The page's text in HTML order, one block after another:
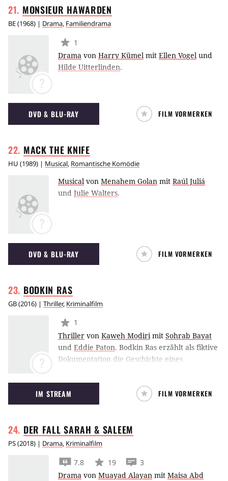
MONSIEUR HAWARDEN
BE(1968) | Drama, Familiendrama
1
Drama von Harry Kümel mit Ellen Vogel und
Hilde Uitterlinden.
DVD & BLU-RAY FILM VORMERKEN
MACK THE KNIFE
HU (1989) | Musical, Romantische Komödie
Musical von Menahem Golan mit Raúl Juliá
und Julie Walters.
DVD & BLU-RAY FILM VORMERKEN
BODKIN RAS
GB(2016) | Thriller, Kriminalfilm
1
Thriller von Kaweh Modiri mit Sohrab Bayat
und Eddie Paton. Bodkin Ras erzählt als fiktive
Dokumentation die Geschichte eines
verschlafene schottische Stadt Forres aus dem
festgefahrenen Konzept bringt.
IM STREAM FILM VORMERKEN
DER FALL SARAH & SALEEM
PS(2018) | Drama, Kriminalfilm
7.8 19
3
Drama von Muayad Alayan mit Maisa Abd